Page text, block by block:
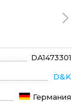
DA1473301
D&K
Германия